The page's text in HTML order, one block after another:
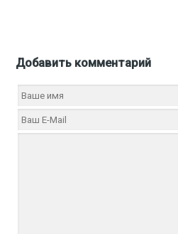
Добавить комментарий